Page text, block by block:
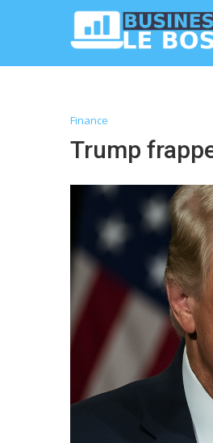
Finance
Trump